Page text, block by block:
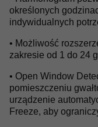
określonych
indywidualnych
• Możliwość
zakresie od 1 do 24
• Open Window
pomieszczeniu
urządzenie
Freeze, aby